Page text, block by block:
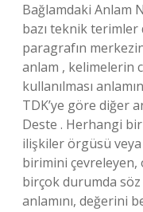
Bağlamdaki Anlam
bazı teknik terimler
paragrafın
anlam , kelimelerin
kullanılması
TDK’ye göre diğer
Deste . Herhangi
ilişkiler örgüsü veya
birimini çevreleyen,
birçok durumda
anlamını, değerini